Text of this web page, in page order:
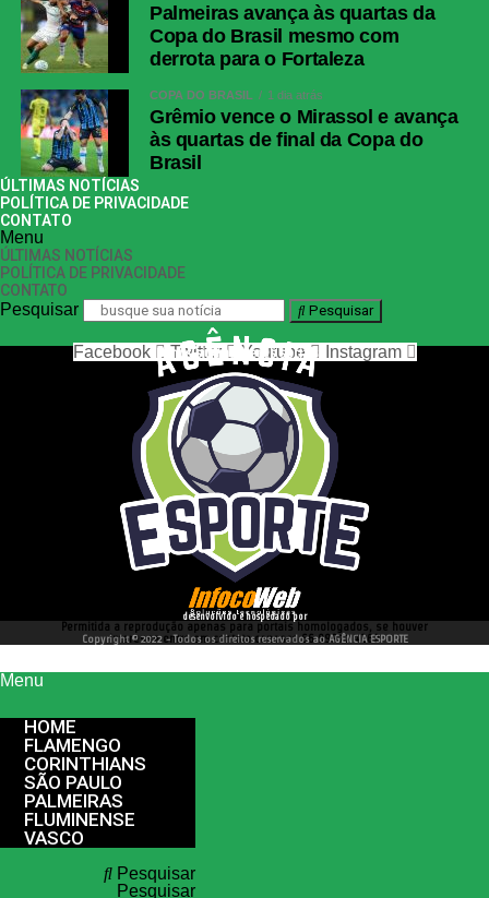
Palmeiras avança às quartas da
Copa do Brasil mesmo com
derrota para o Fortaleza
COPA DO BRASIL 1 dia atrás
Grêmio vence o Mirassol e avança
às quartas de final da Copa do
Brasil
ÚLTIMAS NOTÍCIAS
POLÍTICA DE PRIVACIDADE
CONTATO
Menu
ÚLTIMAS NOTÍCIAS
POLÍTICA DE PRIVACIDADE
CONTATO
Pesquisar Pesquisar
nos siga nas redes sociais
Facebook Twitter Youtube Instagram
desenvolvido e hospedado por
Permitida a reprodução apenas para portais homologados, se houver
interesse entre em contato conosco 66 99977 4262
Copyright © 2022 - Todos os direitos reservados ao AGÊNCIA ESPORTE
Menu
HOME
FLAMENGO
CORINTHIANS
SÃO PAULO
PALMEIRAS
FLUMINENSE
VASCO
Pesquisar
Pesquisar